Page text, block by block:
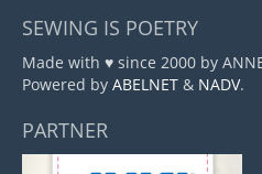
SEWING IS POETRY
Made with ♥ since 2000 by ANNE
Powered by ABELNET & NADV.
PARTNER